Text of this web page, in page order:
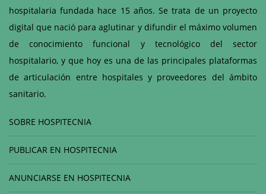
hospitalaria fundada hace 15 años. Se trata de un proyecto
digital que nació para aglutinar y difundir el máximo volumen
de conocimiento funcional y tecnológico del sector
hospitalario, y que hoy es una de las principales plataformas
de articulación entre hospitales y proveedores del ámbito
sanitario.
SOBRE HOSPITECNIA
PUBLICAR EN HOSPITECNIA
ANUNCIARSE EN HOSPITECNIA